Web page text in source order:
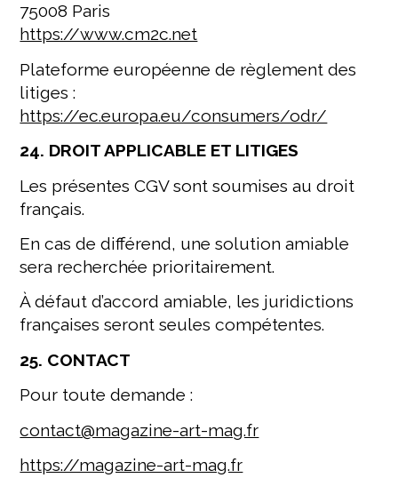
75008 Paris
https://www.cm2c.net
Plateforme européenne de règlement des
litiges :
https://ec.europa.eu/consumers/odr/
24. DROIT APPLICABLE ET LITIGES
Les présentes CGV sont soumises au droit
français.
En cas de différend, une solution amiable
sera recherchée prioritairement.
À défaut d’accord amiable, les juridictions
françaises seront seules compétentes.
25. CONTACT
Pour toute demande :
contact@magazine-art-mag.fr
https://magazine-art-mag.fr